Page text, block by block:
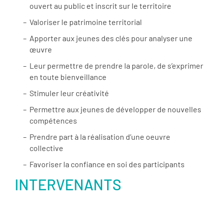
ouvert au public et inscrit sur le territoire
Valoriser le patrimoine territorial
Apporter aux jeunes des clés pour analyser une
œuvre
Leur permettre de prendre la parole, de s’exprimer
en toute bienveillance
Stimuler leur créativité
Permettre aux jeunes de développer de nouvelles
compétences
Prendre part à la réalisation d’une oeuvre
collective
Favoriser la confiance en soi des participants
INTERVENANTS